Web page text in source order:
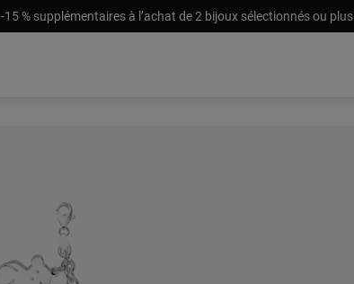
-15 % supplémentaires à l’achat de 2 bijoux sélectionnés ou plus